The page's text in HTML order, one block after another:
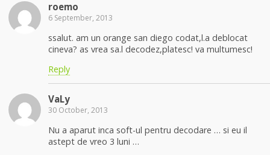
roemo
6 September, 2013
ssalut. am un orange san diego codat,l.a deblocat
cineva? as vrea sa.l decodez,platesc! va multumesc!
Reply
VaLy
30 October, 2013
Nu a aparut inca soft-ul pentru decodare … si eu il
astept de vreo 3 luni …